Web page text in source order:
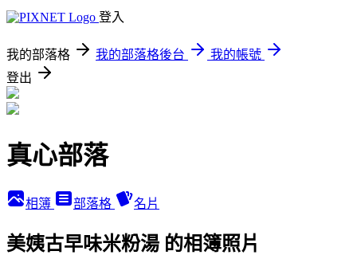
登入
我的部落格 我的部落格後台
我的帳號
登出
真心部落
相簿 部落格 名片
美姨古早味米粉湯 的相簿照片